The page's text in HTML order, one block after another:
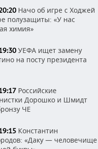
Начо об игре с Ходжей
полузащиты: «У нас
химия»
УЕФА ищет замену
на посту президента
Российские
Дорошко и Шмидт
ЧЕ
Константин
«Даку — человечище